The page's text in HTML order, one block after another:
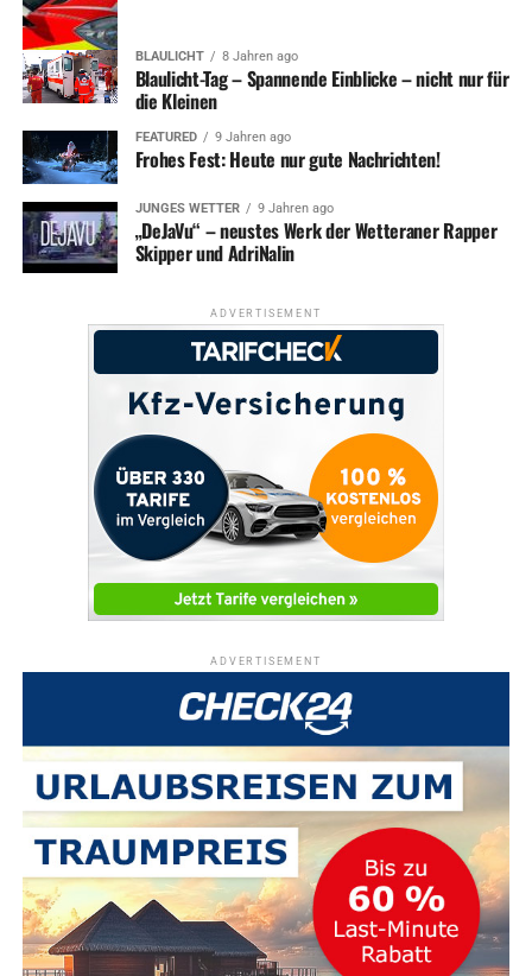
BLAULICHT 8 Jahren ago
Blaulicht-Tag – Spannende Einblicke – nicht nur für
die Kleinen
FEATURED 9 Jahren ago
Frohes Fest: Heute nur gute Nachrichten!
JUNGES WETTER 9 Jahren ago
„DeJaVu“ – neustes Werk der Wetteraner Rapper
Skipper und AdriNalin
ADVERTISEMENT
ADVERTISEMENT